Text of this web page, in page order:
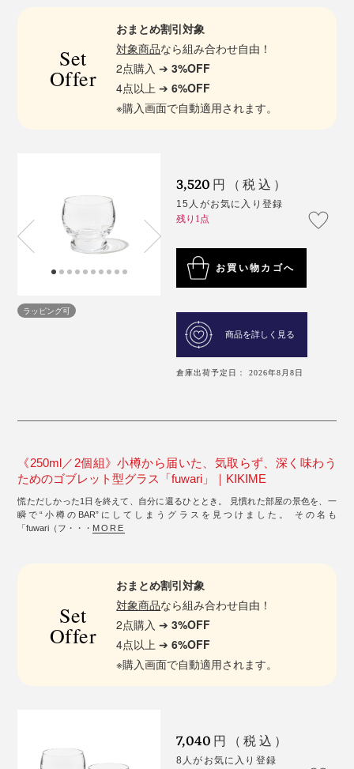
Set
Offer
おまとめ割引対象
対象商品なら組み合わせ自由！
2点購入 ➔3%OFF
4点以上 ➔6%OFF
※購入画面で自動適用されます。
ラッピング可
3,520 円（税込）
15人がお気に入り登録
残り1点
お買い物カゴへ
商品を詳しく見る
倉庫出荷予定日： 2026年8月8日
《250ml／2個組》小樽から届いた、気取らず、深く味わう
ためのゴブレット型グラス「fuwari」｜KIKIME
慌ただしかった1日を終えて、自分に還るひととき。 見慣れた部屋の景色を、一
瞬で“小樽のBAR”にしてしまうグラスを見つけました。 その名も
「fuwari（フ・・・ MORE
Set
Offer
おまとめ割引対象
対象商品なら組み合わせ自由！
2点購入 ➔3%OFF
4点以上 ➔6%OFF
※購入画面で自動適用されます。
7,040 円（税込）
8人がお気に入り登録